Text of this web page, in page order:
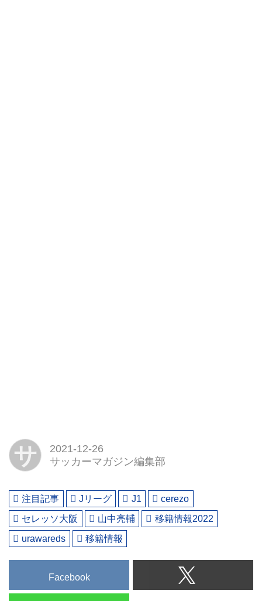
サ
2021-12-26
サッカーマガジン編集部
注目記事 Jリーグ J1
cerezo
セレッソ大阪
山中亮輔
移籍情報2022
urawareds
移籍情報
Facebook